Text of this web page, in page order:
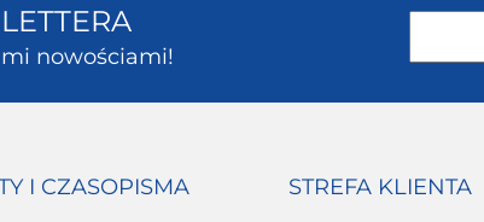
nowościami!
I CZASOPISMA STREFA KLIENTA